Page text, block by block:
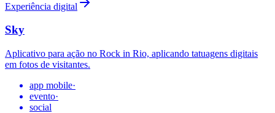
Experiência digital
Sky
Aplicativo para ação no Rock in Rio, aplicando tatuagens digitais
em fotos de visitantes.
app mobile·
evento·
social